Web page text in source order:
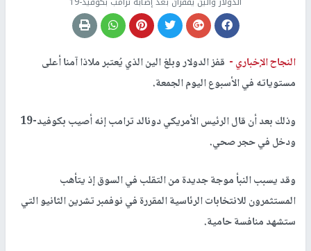
النجاح الإخباري - قفز الدولار وبلغ الين الذي يُعتبر ملاذا آمنا أعلى
مستوياته في الأسبوع اليوم الجمعة.
وذلك بعد أن قال الرئيس الأمريكي دونالد ترامب إنه أصيب بكوفيد-19
ودخل في حجر صحي.
وقد يسبب النبأ موجة جديدة من التقلب في السوق إذ يتأهب
المستثمرون للانتخابات الرئاسية المقررة في نوفمبر تشرين الثانيو التي
ستشهد منافسة حامية.